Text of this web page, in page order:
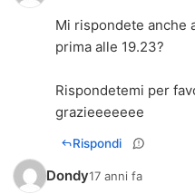
Mi rispondete anche
prima alle 19.23?
Rispondetemi per
grazieeeeeee
Rispondi
Dondy17 anni fa